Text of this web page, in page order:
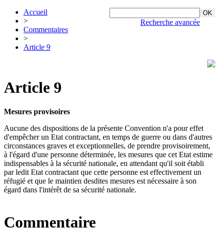
Recherche avancée
Accueil
>
Commentaires
>
Article 9
Article 9
Mesures provisoires
Aucune des dispositions de la présente Convention n'a pour effet
d'empêcher un Etat contractant, en temps de guerre ou dans d'autres
circonstances graves et exceptionnelles, de prendre provisoirement,
à l'égard d'une personne déterminée, les mesures que cet Etat estime
indispensables à la sécurité nationale, en attendant qu'il soit établi
par ledit Etat contractant que cette personne est effectivement un
réfugié et que le maintien desdites mesures est nécessaire à son
égard dans l'intérêt de sa sécurité nationale.
Commentaire